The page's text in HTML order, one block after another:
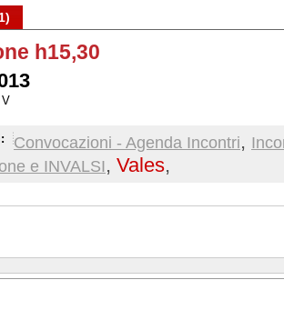
h15,30
V
Convocazioni - Agenda Incontri,
e INVALSI, Vales,